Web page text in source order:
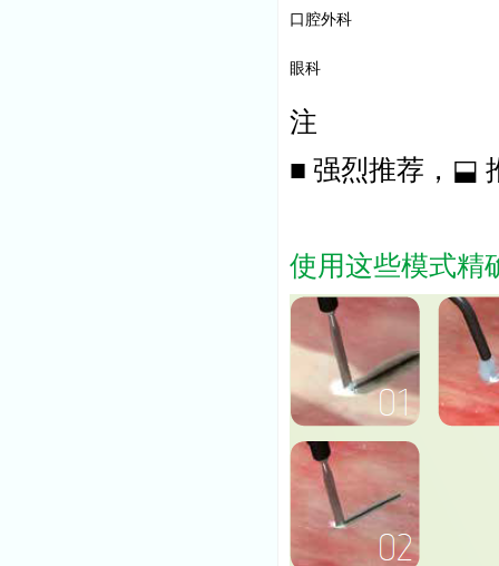
口腔外科
眼科
注
■ 强烈推荐，⬓
使用这些模式精